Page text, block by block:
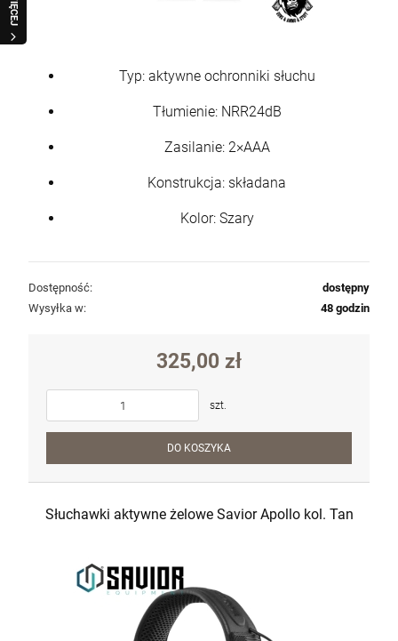
WIĘCEJ
Typ: aktywne ochronniki słuchu
Tłumienie: NRR24dB
Zasilanie: 2×AAA
Konstrukcja: składana
Kolor: Szary
Dostępność:
dostępny
Wysyłka w:
48 godzin
325,00 zł
szt.
DO KOSZYKA
Słuchawki aktywne żelowe Savior Apollo kol. Tan